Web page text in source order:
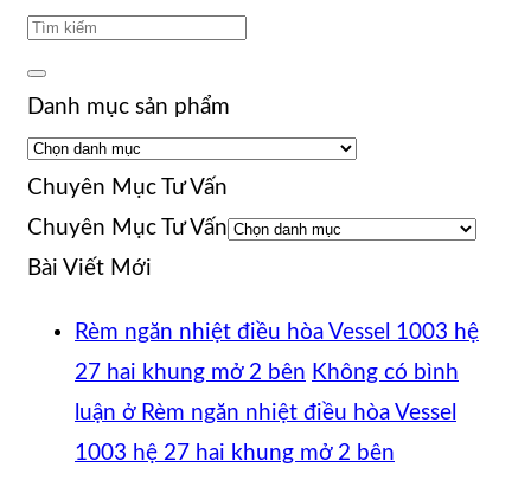
Danh mục sản phẩm
Chuyên Mục Tư Vấn
Chuyên Mục Tư Vấn
Bài Viết Mới
Rèm ngăn nhiệt điều hòa Vessel 1003 hệ
27 hai khung mở 2 bên Không có bình
luận ở Rèm ngăn nhiệt điều hòa Vessel
1003 hệ 27 hai khung mở 2 bên